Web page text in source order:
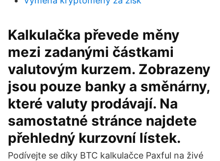
Kalkulačka převede měny
mezi zadanými částkami
valutovým kurzem. Zobrazeny
jsou pouze banky a směnárny,
které valuty prodávají. Na
samostatné stránce najdete
přehledný kurzovní lístek.
Podívejte se díky BTC kalkulačce Paxful na živé